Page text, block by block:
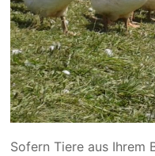
Sofern Tiere aus Ihrem